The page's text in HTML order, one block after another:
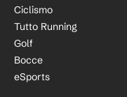
Ciclismo
Tutto Running
Golf
Bocce
eSports